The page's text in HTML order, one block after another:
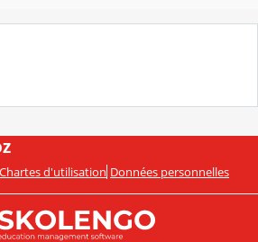
Chartes d'utilisation Données personnelles